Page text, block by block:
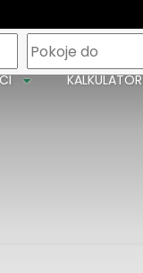
KALKULATOR